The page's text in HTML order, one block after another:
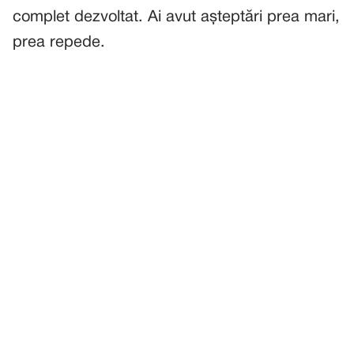
complet dezvoltat. Ai avut așteptări prea mari,
prea repede.